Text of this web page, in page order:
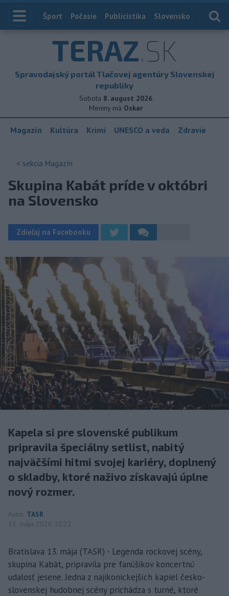
Index
Šport Počasie Publicistika Slovensko
TERAZ.SK
Spravodajský portál Tlačovej agentúry Slovenskej
republiky
Sobota 8. august 2026
Meniny má Oskar
Magazín Kultúra Krimi UNESCO a veda Zdravie
< sekcia Magazín
Skupina Kabát príde v októbri
na Slovensko
Zdieľaj na Facebooku
Kapela si pre slovenské publikum
pripravila špeciálny setlist, nabitý
najväčšími hitmi svojej kariéry, doplnený
o skladby, ktoré naživo získavajú úplne
nový rozmer.
Autor TASR
13. mája 2026 10:22
Bratislava 13. mája (TASR) - Legenda rockovej scény,
skupina Kabát, pripravila pre fanúšikov koncertnú
udalosť jesene. Jedna z najikonickejších kapiel česko-
slovenskej hudobnej scény prichádza s turné, ktoré